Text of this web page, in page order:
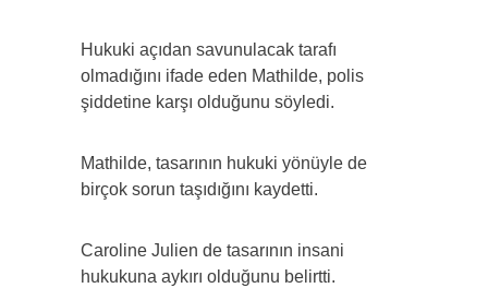
Hukuki açıdan savunulacak tarafı
olmadığını ifade eden Mathilde, polis
şiddetine karşı olduğunu söyledi.
Mathilde, tasarının hukuki yönüyle de
birçok sorun taşıdığını kaydetti.
Caroline Julien de tasarının insani
hukukuna aykırı olduğunu belirtti.